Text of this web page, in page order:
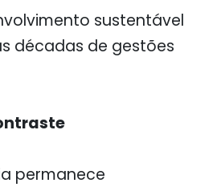
sustentável
décadas de gestões
permanece